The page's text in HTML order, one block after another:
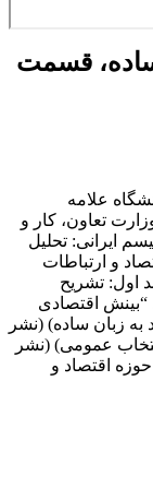
قسمت
علامه
تعاون، کار و
ایرانی: تحلیل
و ارتباطات
اول: تشریح
“بینش اقتصادی
به زبان ساده) (نشر
عمومی) (نشر
اقتصاد و